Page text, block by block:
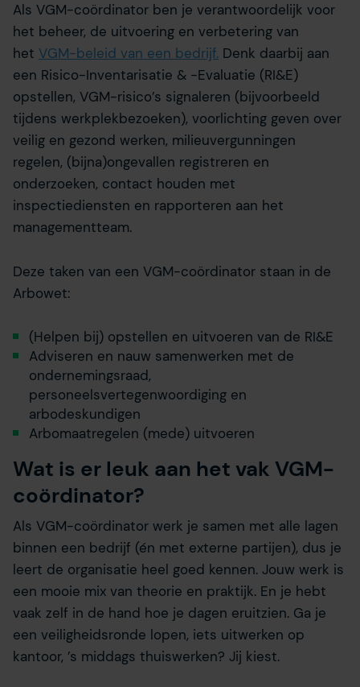
Als VGM-coördinator ben je verantwoordelijk voor
het beheer, de uitvoering en verbetering van
het VGM-beleid van een bedrijf. Denk daarbij aan
een Risico-Inventarisatie & -Evaluatie (RI&E)
opstellen, VGM-risico’s signaleren (bijvoorbeeld
tijdens werkplekbezoeken), voorlichting geven over
veilig en gezond werken, milieuvergunningen
regelen, (bijna)ongevallen registreren en
onderzoeken, contact houden met
inspectiediensten en rapporteren aan het
managementteam.
Deze taken van een VGM-coördinator staan in de
Arbowet:
(Helpen bij) opstellen en uitvoeren van de RI&E
Adviseren en nauw samenwerken met de
ondernemingsraad,
personeelsvertegenwoordiging en
arbodeskundigen
Arbomaatregelen (mede) uitvoeren
Wat is er leuk aan het vak VGM-
coördinator?
Als VGM-coördinator werk je samen met alle lagen
binnen een bedrijf (én met externe partijen), dus je
leert de organisatie heel goed kennen. Jouw werk is
een mooie mix van theorie en praktijk. En je hebt
vaak zelf in de hand hoe je dagen eruitzien. Ga je
een veiligheidsronde lopen, iets uitwerken op
kantoor, ’s middags thuiswerken? Jij kiest.